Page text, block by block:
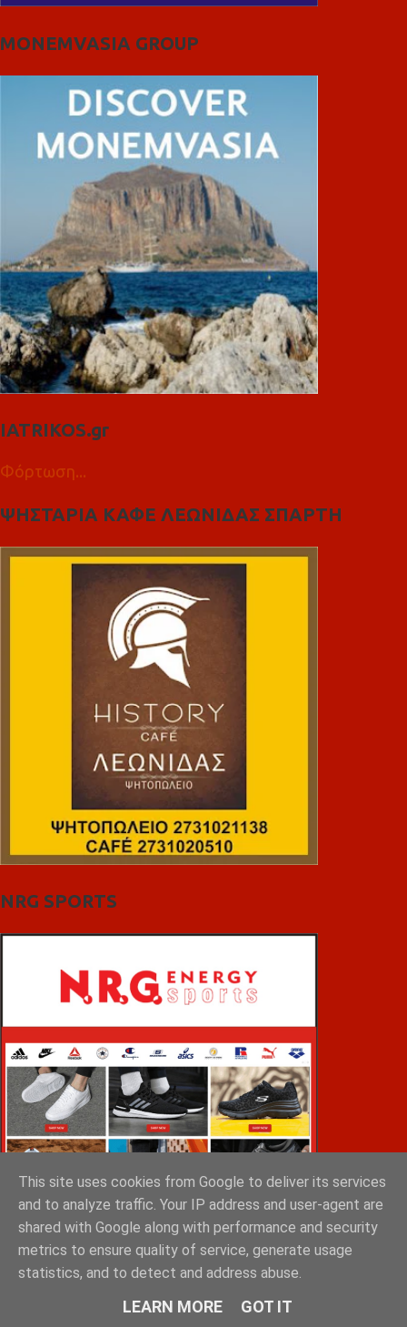
MONEMVASIA GROUP
IATRIKOS.gr
Φόρτωση...
ΨΗΣΤΑΡΙΑ ΚΑΦΕ ΛΕΩΝΙΔΑΣ ΣΠΑΡΤΗ
NRG SPORTS
This site uses cookies from Google to deliver its services
and to analyze traffic. Your IP address and user-agent are
shared with Google along with performance and security
metrics to ensure quality of service, generate usage
statistics, and to detect and address abuse.
LEARN MORE GOT IT